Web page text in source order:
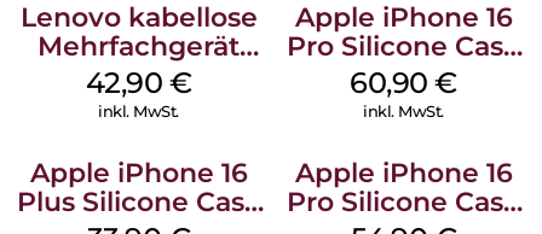
Lenovo kabellose
Mehrfachgerät
Luna Grey
42,90 €
inkl. MwSt.
Apple iPhone 16
Pro Silicone Case
MagSafe Stone
Gray
60,90€
inkl. MwSt.
Apple iPhone 16
Plus Silicone Case
Apple iPhone 16
Pro Silicone Case